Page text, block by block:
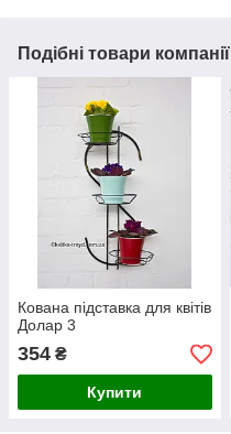
Подібні товари компанії
Кована підставка для квітів
Долар 3
354 ₴
Купити